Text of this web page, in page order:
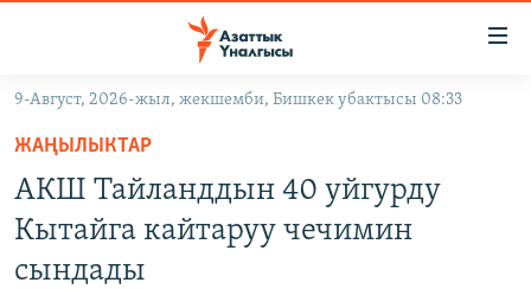
Навигацияга
өтүңүз
Издөөгө
салыңыз
9-Август, 2026-жыл, жекшемби, Бишкек убактысы 08:33
ЖАҢЫЛЫКТАР
АКШ Тайланддын 40 уйгурду
Кытайга кайтаруу чечимин
сындады